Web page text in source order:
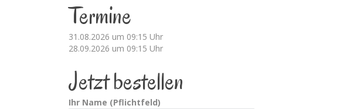
Termine
31.08.2026 um 09:15 Uhr
28.09.2026 um 09:15 Uhr
Jetzt bestellen
Ihr Name (Pflichtfeld)